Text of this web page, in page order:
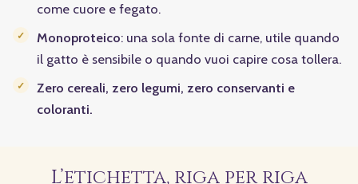
come cuore e fegato.
Monoproteico: una sola fonte di carne, utile quando
il gatto è sensibile o quando vuoi capire cosa tollera.
Zero cereali, zero legumi, zero conservanti e
coloranti.
L’etichetta, riga per riga